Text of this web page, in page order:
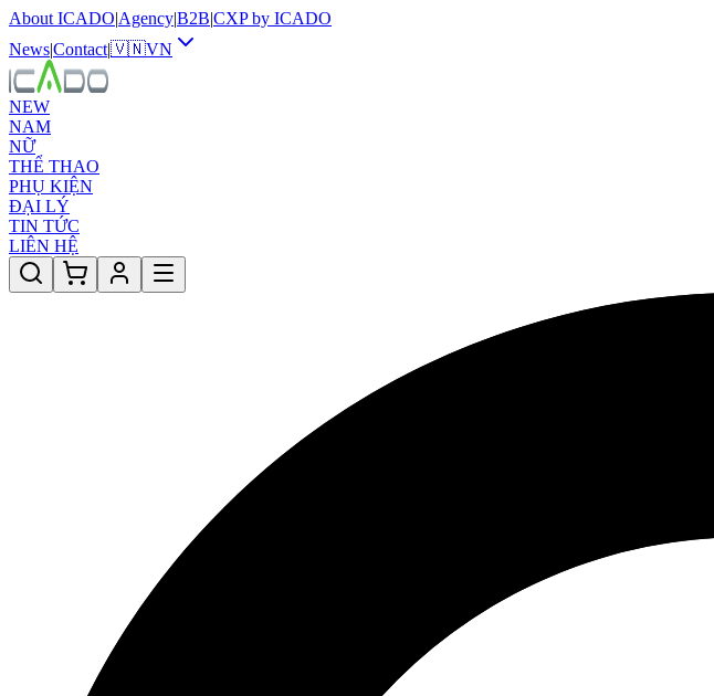
About ICADO|Agency|B2B|CXP by ICADO
News|Contact|🇻🇳VN
NEW
NAM
NỮ
THỂ THAO
PHỤ KIỆN
ĐẠI LÝ
TIN TỨC
LIÊN HỆ